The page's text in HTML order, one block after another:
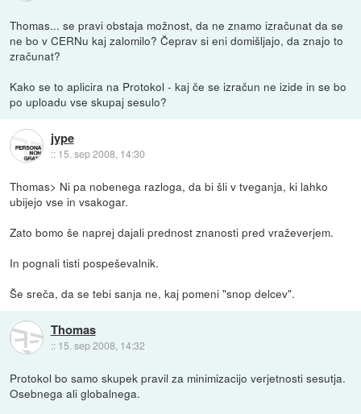
Thomas... se pravi obstaja možnost, da ne znamo izračunat da se
ne bo v CERNu kaj zalomilo? Čeprav si eni domišljajo, da znajo to
zračunat?
Kako se to aplicira na Protokol - kaj če se izračun ne izide in se bo
po uploadu vse skupaj sesulo?
jype
:: 15. sep 2008, 14:30
Thomas> Ni pa nobenega razloga, da bi šli v tveganja, ki lahko
ubijejo vse in vsakogar.
Zato bomo še naprej dajali prednost znanosti pred vraževerjem.
In pognali tisti pospeševalnik.
Še sreča, da se tebi sanja ne, kaj pomeni "snop delcev".
Thomas
:: 15. sep 2008, 14:32
Protokol bo samo skupek pravil za minimizacijo verjetnosti sesutja.
Osebnega ali globalnega.